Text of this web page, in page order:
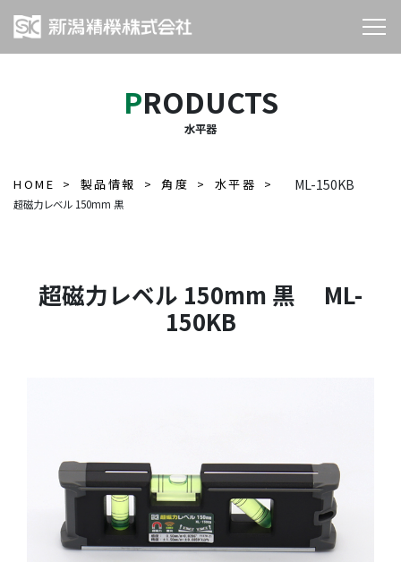
PRODUCTS
水平器
HOME 製品情報 角度 水平器
超磁力レベル 150mm 黒
ML-150KB
超磁力レベル 150mm 黒 ML-
150KB